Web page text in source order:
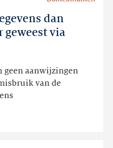
dan
geweest via
geen aanwijzingen
van de